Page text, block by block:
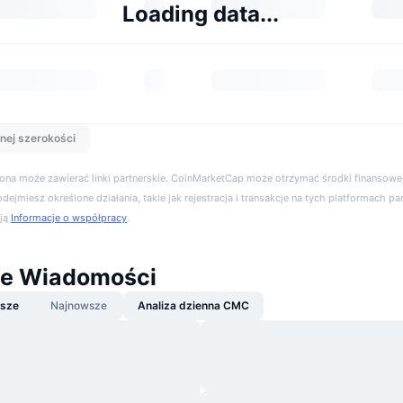
Loading data...
szerokości
może zawierać linki partnerskie. CoinMarketCap może otrzymać środki
określone działania, takie jak rejestracja i transakcje na tych platformach
Informacje o współpracy.
Wiadomości
Najnowsze Analiza dzienna CMC